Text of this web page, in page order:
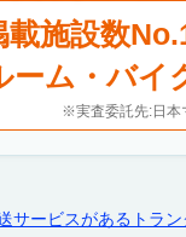
載施設数
ーム・バ
※実査委託先:日本
サービスがあるトラン